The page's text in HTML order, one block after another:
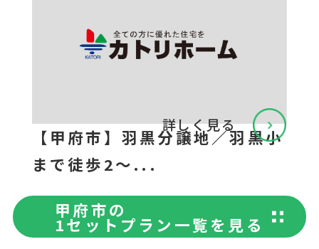
【甲府市】羽黒分譲地／羽黒小
まで徒歩2～...
詳しく見る
甲府市の
1セットプラン一覧を見る